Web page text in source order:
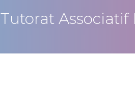
Tutorat Associatif